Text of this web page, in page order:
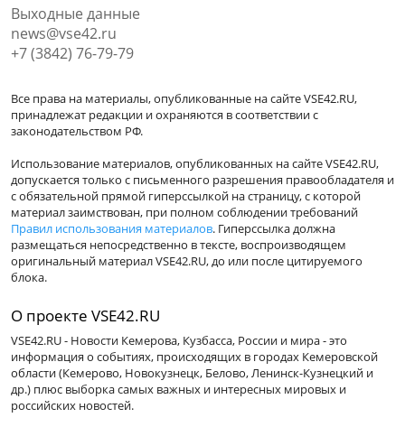
Выходные данные
news@vse42.ru
+7 (3842) 76-79-79
Все права на материалы, опубликованные на сайте VSE42.RU,
принадлежат редакции и охраняются в соответствии с
законодательством РФ.
Использование материалов, опубликованных на сайте VSE42.RU,
допускается только с письменного разрешения правообладателя и
с обязательной прямой гиперссылкой на страницу, с которой
материал заимствован, при полном соблюдении требований
Правил использования материалов. Гиперссылка должна
размещаться непосредственно в тексте, воспроизводящем
оригинальный материал VSE42.RU, до или после цитируемого
блока.
О проекте VSE42.RU
VSE42.RU - Новости Кемерова, Кузбасса, России и мира - это
информация о событиях, происходящих в городах Кемеровской
области (Кемерово, Новокузнецк, Белово, Ленинск-Кузнецкий и
др.) плюс выборка самых важных и интересных мировых и
российских новостей.